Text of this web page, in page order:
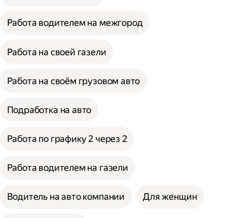
Работа водителем на межгород
Работа на своей газели
Работа на своём грузовом авто
Подработка на авто
Работа по графику 2 через 2
Работа водителем на газели
Водитель на авто компании Для женщин